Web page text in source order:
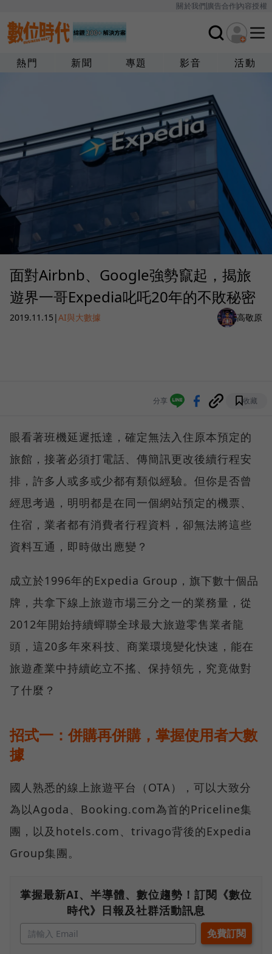
關於我們廣告合作內容授權
熱門 新聞 專題 影音 活動
面對Airbnb、Google強勢竄起，揭旅
遊界一哥Expedia叱吒20年的不敗秘密
2019.11.15 |AI與大數據 高敬原
分享 收藏
眼看著班機延遲抵達，確定無法入住原本預定的
旅館，接著必須打電話、傳簡訊更改後續行程安
排，許多人或多或少都有類似經驗。但你是否曾
經思考過，明明都是在同一個網站預定的機票、
住宿，業者都有消費者行程資料，卻無法將這些
資料互通，即時做出應變？
成立於1996年的Expedia Group，旗下數十個品
牌，共拿下線上旅遊市場三分之一的業務量，從
2012年開始持續蟬聯全球最大旅遊零售業者龍
頭，這20多年來科技、商業環境變化快速，能在
旅遊產業中持續屹立不搖、保持領先，究竟做對
了什麼？
招式一：併購再併購，掌握使用者大數
據
國人熟悉的線上旅遊平台（OTA），可以大致分
為以Agoda、Booking.com為首的Priceline集
團，以及hotels.com、trivago背後的Expedia
Group集團。
掌握最新AI、半導體、數位趨勢！訂閱《數位
時代》日報及社群活動訊息